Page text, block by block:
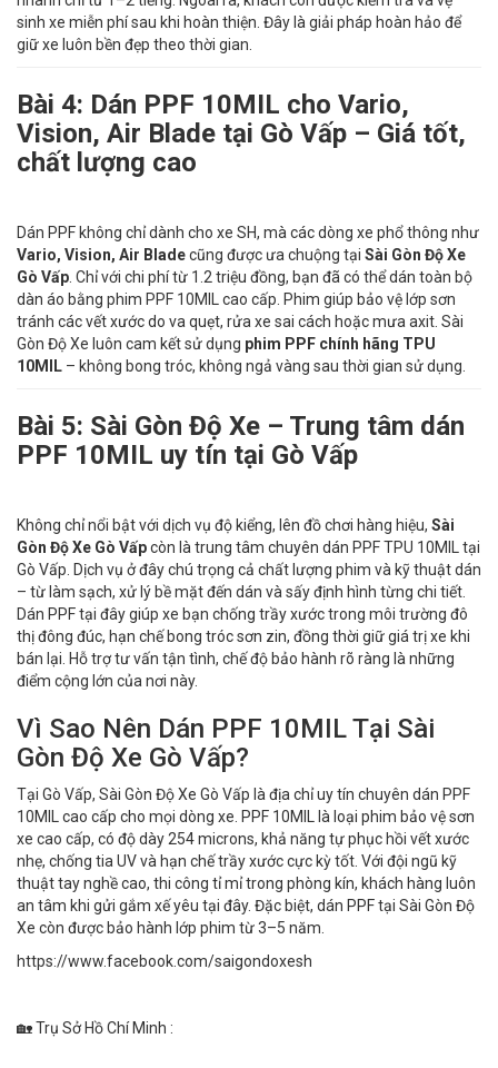
sinh xe miễn phí sau khi hoàn thiện. Đây là giải pháp hoàn hảo để
giữ xe luôn bền đẹp theo thời gian.
Bài 4: Dán PPF 10MIL cho Vario,
Vision, Air Blade tại Gò Vấp – Giá tốt,
chất lượng cao
Dán PPF không chỉ dành cho xe SH, mà các dòng xe phổ thông như
Vario, Vision, Air Bladecũng được ưa chuộng tại Sài Gòn Độ Xe
Gò Vấp . Chỉ với chi phí từ 1.2 triệu đồng, bạn đã có thể dán toàn bộ
dàn áo bằng phim PPF 10MIL cao cấp. Phim giúp bảo vệ lớp sơn
tránh các vết xước do va quẹt, rửa xe sai cách hoặc mưa axit. Sài
Gòn Độ Xe luôn cam kết sử dụng phim PPF chính hãng TPU
10MIL – không bong tróc, không ngả vàng sau thời gian sử dụng.
Bài 5: Sài Gòn Độ Xe – Trung tâm dán
PPF 10MIL uy tín tại Gò Vấp
Không chỉ nổi bật với dịch vụ độ kiểng, lên đồ chơi hàng hiệu, Sài
Gòn Độ Xe Gò Vấpcòn là trung tâm chuyên dán PPF TPU 10MIL tại
Gò Vấp. Dịch vụ ở đây chú trọng cả chất lượng phim và kỹ thuật dán
– từ làm sạch, xử lý bề mặt đến dán và sấy định hình từng chi tiết.
Dán PPF tại đây giúp xe bạn chống trầy xước trong môi trường đô
thị đông đúc, hạn chế bong tróc sơn zin, đồng thời giữ giá trị xe khi
bán lại. Hỗ trợ tư vấn tận tình, chế độ bảo hành rõ ràng là những
điểm cộng lớn của nơi này.
Vì Sao Nên Dán PPF 10MIL Tại Sài
Gòn Độ Xe Gò Vấp?
Tại Gò Vấp, Sài Gòn Độ Xe Gò Vấp là địa chỉ uy tín chuyên dán PPF
10MIL cao cấp cho mọi dòng xe. PPF 10MIL là loại phim bảo vệ sơn
xe cao cấp, có độ dày 254 microns, khả năng tự phục hồi vết xước
nhẹ, chống tia UV và hạn chế trầy xước cực kỳ tốt. Với đội ngũ kỹ
thuật tay nghề cao, thi công tỉ mỉ trong phòng kín, khách hàng luôn
an tâm khi gửi gắm xế yêu tại đây. Đặc biệt, dán PPF tại Sài Gòn Độ
Xe còn được bảo hành lớp phim từ 3–5 năm.
https://www.facebook.com/saigondoxesh
🏡 Trụ Sở Hồ Chí Minh :